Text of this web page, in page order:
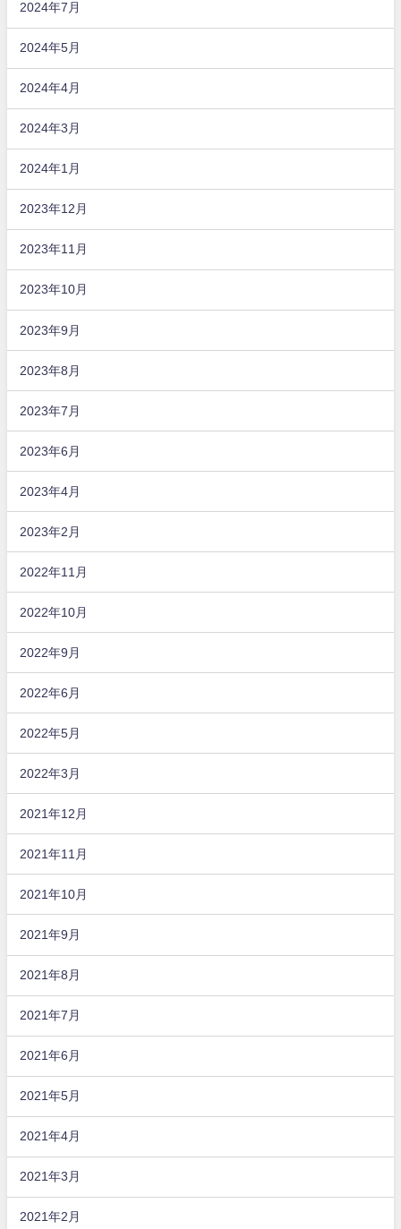
2024年7月
2024年5月
2024年4月
2024年3月
2024年1月
2023年12月
2023年11月
2023年10月
2023年9月
2023年8月
2023年7月
2023年6月
2023年4月
2023年2月
2022年11月
2022年10月
2022年9月
2022年6月
2022年5月
2022年3月
2021年12月
2021年11月
2021年10月
2021年9月
2021年8月
2021年7月
2021年6月
2021年5月
2021年4月
2021年3月
2021年2月